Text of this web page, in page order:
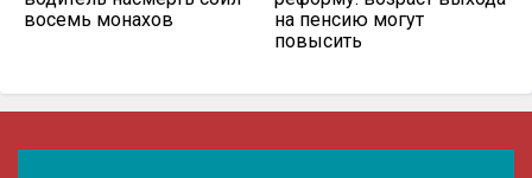
восемь монахов
на пенсию могут
повысить